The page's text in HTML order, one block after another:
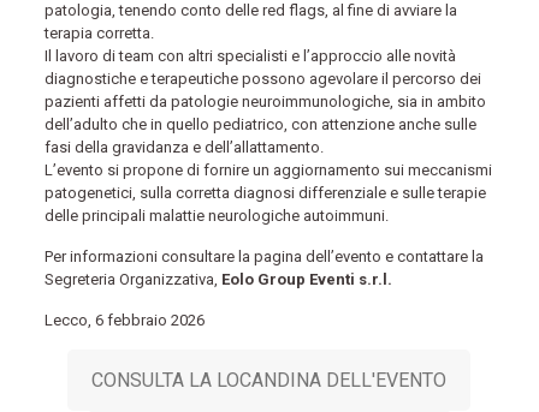
patologia, tenendo conto delle red flags, al fine di avviare la
terapia corretta.
Il lavoro di team con altri specialisti e l’approccio alle novità
diagnostiche e terapeutiche possono agevolare il percorso dei
pazienti affetti da patologie neuroimmunologiche, sia in ambito
dell’adulto che in quello pediatrico, con attenzione anche sulle
fasi della gravidanza e dell’allattamento.
L’evento si propone di fornire un aggiornamento sui meccanismi
patogenetici, sulla corretta diagnosi differenziale e sulle terapie
delle principali malattie neurologiche autoimmuni.
Per informazioni consultare la pagina dell’evento e contattare la
Segreteria Organizzativa, Eolo Group Eventi s.r.l.
Lecco, 6 febbraio 2026
CONSULTA LA LOCANDINA DELL'EVENTO